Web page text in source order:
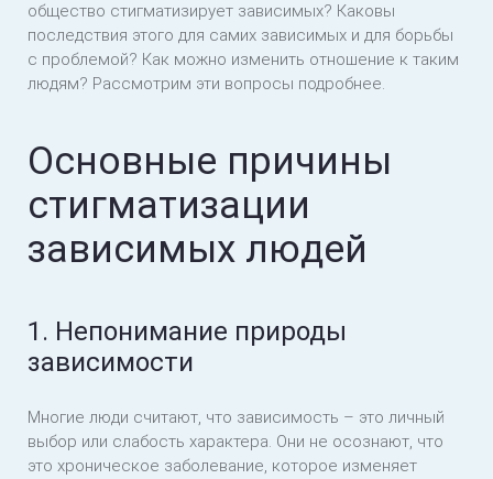
общество стигматизирует зависимых? Каковы
последствия этого для самих зависимых и для борьбы
с проблемой? Как можно изменить отношение к таким
людям? Рассмотрим эти вопросы подробнее.
Основные причины
стигматизации
зависимых людей
1. Непонимание природы
зависимости
Многие люди считают, что зависимость – это личный
выбор или слабость характера. Они не осознают, что
это хроническое заболевание, которое изменяет